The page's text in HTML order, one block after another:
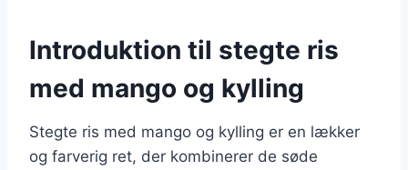
Introduktion til stegte ris
med mango og kylling
Stegte ris med mango og kylling er en lækker
og farverig ret, der kombinerer de søde